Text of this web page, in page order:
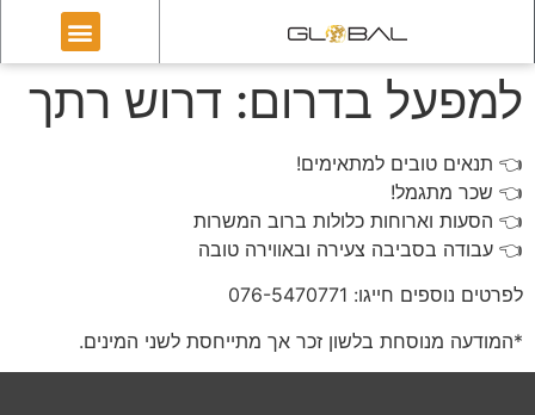
למפעל בדרום: דרוש רתך
👈 תנאים טובים למתאימים!
👈 שכר מתגמל!
👈 הסעות וארוחות כלולות ברוב המשרות
👈 עבודה בסביבה צעירה ובאווירה טובה
לפרטים נוספים חייגו: 076-5470771
*המודעה מנוסחת בלשון זכר אך מתייחסת לשני המינים.